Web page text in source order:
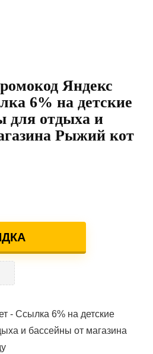
Яндекс
6% на детские
для отдыха и
Рыжий кот
- Ссылка 6% на детские
и бассейны от магазина